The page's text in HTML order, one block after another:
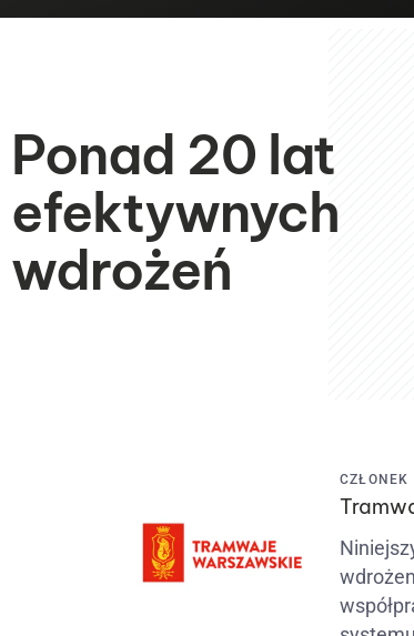
Ponad 20 lat
efektywnych
wdrożeń
CZŁONEK